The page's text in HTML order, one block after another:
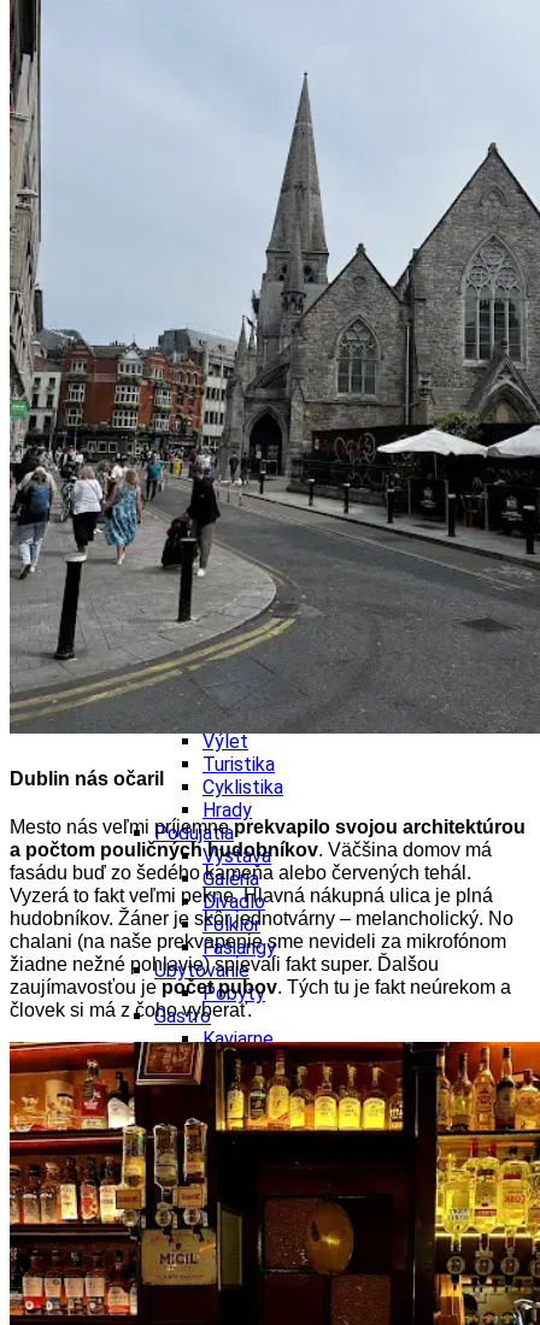
Kultúra a tradície
Šport a agroturistika
Ekonomika obchod a doprava
Banskobystrický kraj
Turistika
Cyklistika
Hrady
Podujatia
Výstava
Galéria
Festival
Folklór
Ubytovanie
Wellness
Gastro
Kaviarne
Kultúra a tradície
Kúpele
Šport a agroturistika
Školstvo
Ekonomika obchod a doprava
Košický kraj
Tipy
Výlet
Turistika
Cyklistika
Hrady
Podujatia
Výstava
Galéria
Divadlo
Folklór
Fašiangy
Ubytovanie
Pobyty
Gastro
Kaviarne
Víno
Kultúra a tradície
Šport a agroturistika
Školstvo
Ekonomika obchod a doprava
Prešovský kraj
Tipy
Výlet
Turistika
Cyklistika
Hrady
Dublin nás očaril
Mesto nás veľmi príjemneprekvapilo svojou architektúrou
a počtom pouličných hudobníkov. Väčšina domov má
fasádu buď zo šedého kameňa alebo červených tehál.
Vyzerá to fakt veľmi pekne. Hlavná nákupná ulica je plná
hudobníkov. Žáner je skôr jednotvárny – melancholický. No
chalani (na naše prekvapenie sme nevideli za mikrofónom
žiadne nežné pohlavie) spievali fakt super. Ďalšou
zaujímavosťou je počet pubov. Tých tu je fakt neúrekom a
človek si má z čoho vyberať.